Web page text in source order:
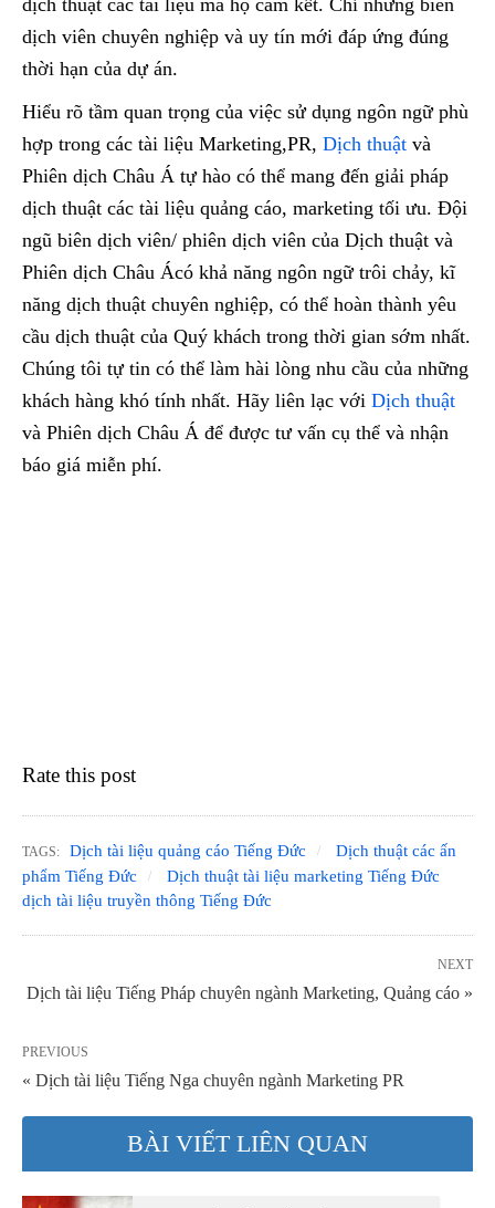
dịch thuật các tài liệu mà họ cam kết. Chỉ những biên
dịch viên chuyên nghiệp và uy tín mới đáp ứng đúng
thời hạn của dự án.
Hiểu rõ tầm quan trọng của việc sử dụng ngôn ngữ phù
hợp trong các tài liệu Marketing,PR, Dịch thuật và
Phiên dịch Châu Á tự hào có thể mang đến giải pháp
dịch thuật các tài liệu quảng cáo, marketing tối ưu. Đội
ngũ biên dịch viên/ phiên dịch viên của Dịch thuật và
Phiên dịch Châu Ácó khả năng ngôn ngữ trôi chảy, kĩ
năng dịch thuật chuyên nghiệp, có thể hoàn thành yêu
cầu dịch thuật của Quý khách trong thời gian sớm nhất.
Chúng tôi tự tin có thể làm hài lòng nhu cầu của những
khách hàng khó tính nhất. Hãy liên lạc với Dịch thuật
và Phiên dịch Châu Á để được tư vấn cụ thể và nhận
báo giá miễn phí.
Rate this post
TAGS: Dịch tài liệu quảng cáo Tiếng Đức
Dịch thuật các ấn
phẩm Tiếng Đức
Dịch thuật tài liệu marketing Tiếng Đức
dịch tài liệu truyền thông Tiếng Đức
NEXT
Dịch tài liệu Tiếng Pháp chuyên ngành Marketing, Quảng cáo »
PREVIOUS
« Dịch tài liệu Tiếng Nga chuyên ngành Marketing PR
BÀI VIẾT LIÊN QUAN